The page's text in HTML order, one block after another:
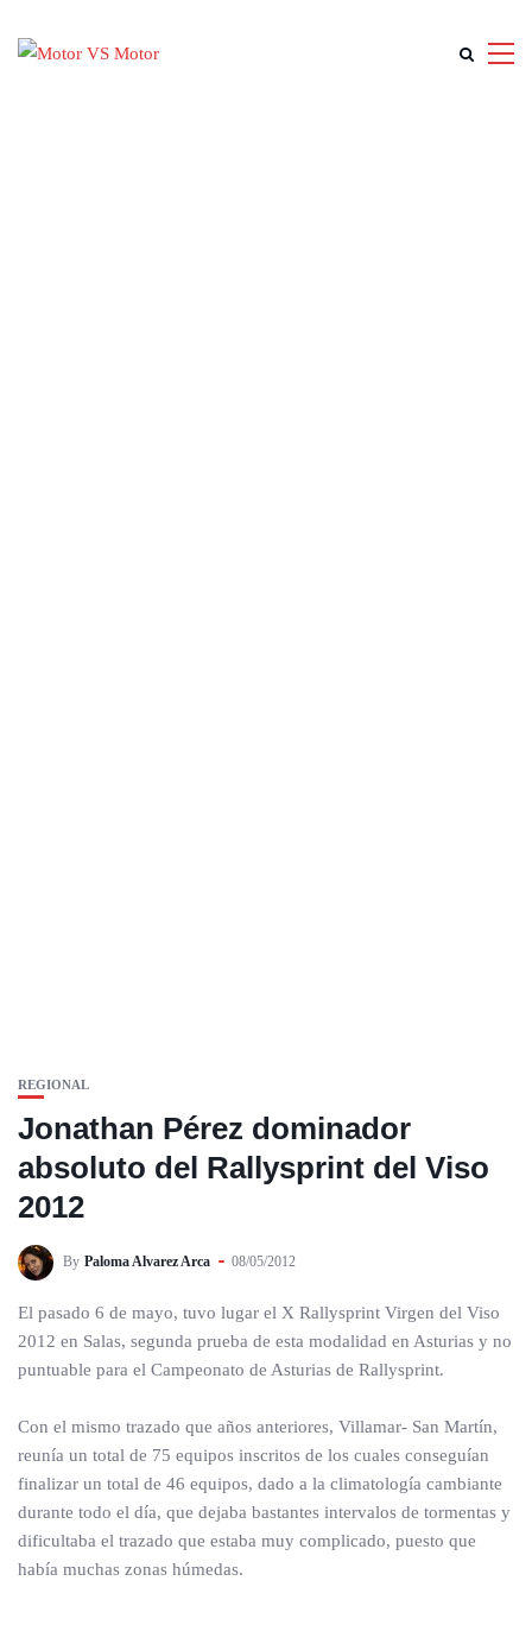
REGIONAL
Jonathan Pérez dominador
absoluto del Rallysprint del Viso
2012
By Paloma Alvarez Arca 08/05/2012
El pasado 6 de mayo, tuvo lugar el X Rallysprint Virgen del Viso
2012 en Salas, segunda prueba de esta modalidad en Asturias y no
puntuable para el Campeonato de Asturias de Rallysprint.
Con el mismo trazado que años anteriores, Villamar- San Martín,
reunía un total de 75 equipos inscritos de los cuales conseguían
finalizar un total de 46 equipos, dado a la climatología cambiante
durante todo el día, que dejaba bastantes intervalos de tormentas y
dificultaba el trazado que estaba muy complicado, puesto que
había muchas zonas húmedas.